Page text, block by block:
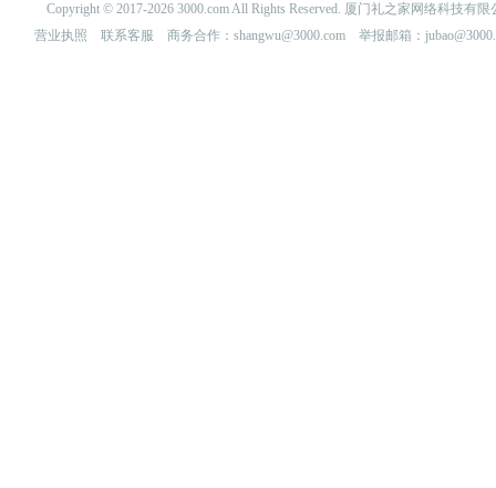
Copyright © 2017-2026 3000.com All Rights Reserved. 厦门礼之家网络科技
营业执照
联系客服 商务合作：shangwu@3000.com 举报邮箱：